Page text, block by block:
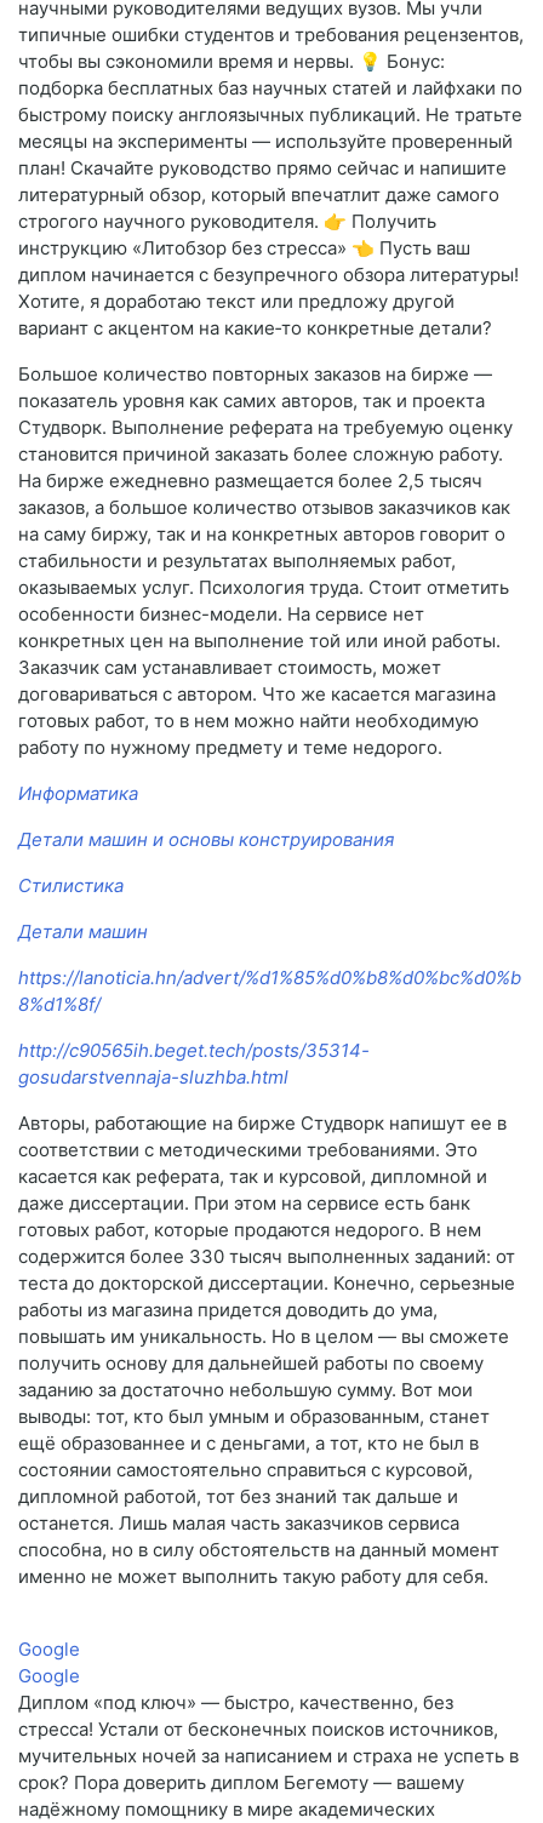
научными руководителями ведущих вузов. Мы учли
типичные ошибки студентов и требования рецензентов,
чтобы вы сэкономили время и нервы. 💡 Бонус:
подборка бесплатных баз научных статей и лайфхаки по
быстрому поиску англоязычных публикаций. Не тратьте
месяцы на эксперименты — используйте проверенный
план! Скачайте руководство прямо сейчас и напишите
литературный обзор, который впечатлит даже самого
строгого научного руководителя. 👉 Получить
инструкцию «Литобзор без стресса» 👈 Пусть ваш
диплом начинается с безупречного обзора литературы!
Хотите, я доработаю текст или предложу другой
вариант с акцентом на какие‑то конкретные детали?
Большое количество повторных заказов на бирже —
показатель уровня как самих авторов, так и проекта
Студворк. Выполнение реферата на требуемую оценку
становится причиной заказать более сложную работу.
На бирже ежедневно размещается более 2,5 тысяч
заказов, а большое количество отзывов заказчиков как
на саму биржу, так и на конкретных авторов говорит о
стабильности и результатах выполняемых работ,
оказываемых услуг. Психология труда. Стоит отметить
особенности бизнес-модели. На сервисе нет
конкретных цен на выполнение той или иной работы.
Заказчик сам устанавливает стоимость, может
договариваться с автором. Что же касается магазина
готовых работ, то в нем можно найти необходимую
работу по нужному предмету и теме недорого.
Информатика
Детали машин и основы конструирования
Стилистика
Детали машин
https://lanoticia.hn/advert/%d1%85%d0%b8%d0%bc%d0%b
8%d1%8f/
http://c90565ih.beget.tech/posts/35314-
gosudarstvennaja-sluzhba.html
Авторы, работающие на бирже Студворк напишут ее в
соответствии с методическими требованиями. Это
касается как реферата, так и курсовой, дипломной и
даже диссертации. При этом на сервисе есть банк
готовых работ, которые продаются недорого. В нем
содержится более 330 тысяч выполненных заданий: от
теста до докторской диссертации. Конечно, серьезные
работы из магазина придется доводить до ума,
повышать им уникальность. Но в целом — вы сможете
получить основу для дальнейшей работы по своему
заданию за достаточно небольшую сумму. Вот мои
выводы: тот, кто был умным и образованным, станет
ещё образованнее и с деньгами, а тот, кто не был в
состоянии самостоятельно справиться с курсовой,
дипломной работой, тот без знаний так дальше и
останется. Лишь малая часть заказчиков сервиса
способна, но в силу обстоятельств на данный момент
именно не может выполнить такую работу для себя.
Google
Google
Диплом «под ключ» — быстро, качественно, без
стресса! Устали от бесконечных поисков источников,
мучительных ночей за написанием и страха не успеть в
срок? Пора доверить диплом Бегемоту — вашему
надёжному помощнику в мире академических